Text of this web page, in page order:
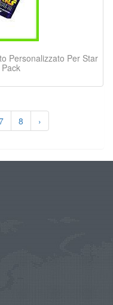
Personalizzato Per Star
8 ›